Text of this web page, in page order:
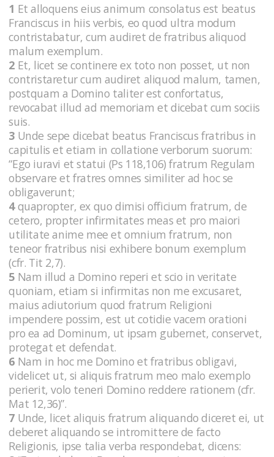
1 Et alloquens eius animum consolatus est beatus
Franciscus in hiis verbis, eo quod ultra modum
contristabatur, cum audiret de fratribus aliquod
malum exemplum.
2 Et, licet se continere ex toto non posset, ut non
contristaretur cum audiret aliquod malum, tamen,
postquam a Domino taliter est confortatus,
revocabat illud ad memoriam et dicebat cum sociis
suis.
3 Unde sepe dicebat beatus Franciscus fratribus in
capitulis et etiam in collatione verborum suorum:
“Ego iuravi et statui (Ps 118,106) fratrum Regulam
observare et fratres omnes similiter ad hoc se
obligaverunt;
4quapropter, ex quo dimisi officium fratrum, de
cetero, propter infirmitates meas et pro maiori
utilitate anime mee et omnium fratrum, non
teneor fratribus nisi exhibere bonum exemplum
(cfr. Tit 2,7).
5 Nam illud a Domino reperi et scio in veritate
quoniam, etiam si infirmitas non me excusaret,
maius adiutorium quod fratrum Religioni
impendere possim, est ut cotidie vacem orationi
pro ea ad Dominum, ut ipsam gubernet, conservet,
protegat et defendat.
6 Nam in hoc me Domino et fratribus obligavi,
videlicet ut, si aliquis fratrum meo malo exemplo
perierit, volo teneri Domino reddere rationem (cfr.
Mat 12,36)”.
7 Unde, licet aliquis fratrum aliquando diceret ei, ut
deberet aliquando se intromittere de facto
Religionis, ipse talia verba respondebat, dicens: